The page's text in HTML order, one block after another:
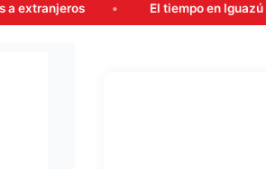
El tiempo en Iguazú este fin de